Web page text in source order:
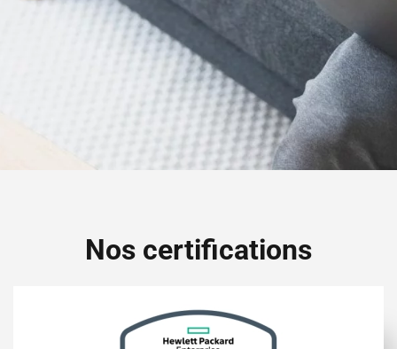
Nos certifications